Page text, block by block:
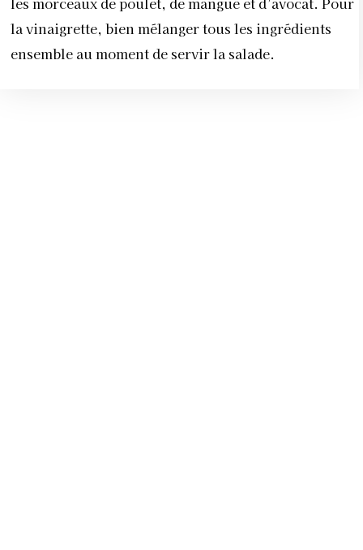
la vinaigrette, bien mélanger tous les ingrédients
ensemble au moment de servir la salade.